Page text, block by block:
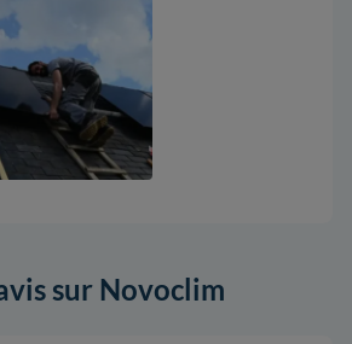
sur Novoclim